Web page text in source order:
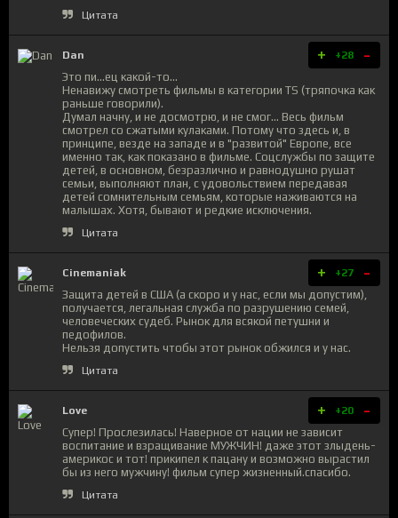
Цитата
Dan + +28 -
Это пи...ец какой-то...
Ненавижу смотреть фильмы в категории TS (тряпочка как
раньше говорили).
Думал начну, и не досмотрю, и не смог... Весь фильм
смотрел со сжатыми кулаками. Потому что здесь и, в
принципе, везде на западе и в "развитой" Европе, все
именно так, как показано в фильме. Соцслужбы по защите
детей, в основном, безразлично и равнодушно рушат
семьи, выполняют план, с удовольствием передавая
детей сомнительным семьям, которые наживаются на
малышах. Хотя, бывают и редкие исключения.
Цитата
Cinemaniak + +27 -
Защита детей в США (а скоро и у нас, если мы допустим),
получается, легальная служба по разрушению семей,
человеческих судеб. Рынок для всякой петушни и
педофилов.
Нельзя допустить чтобы этот рынок обжился и у нас.
Цитата
Love + +20 -
Супер! Прослезилась! Наверное от нации не зависит
воспитание и взращивание МУЖЧИН! даже этот злыдень-
америкос и тот! прикипел к пацану и возможно вырастил
бы из него мужчину! фильм супер жизненный.спасибо.
Цитата